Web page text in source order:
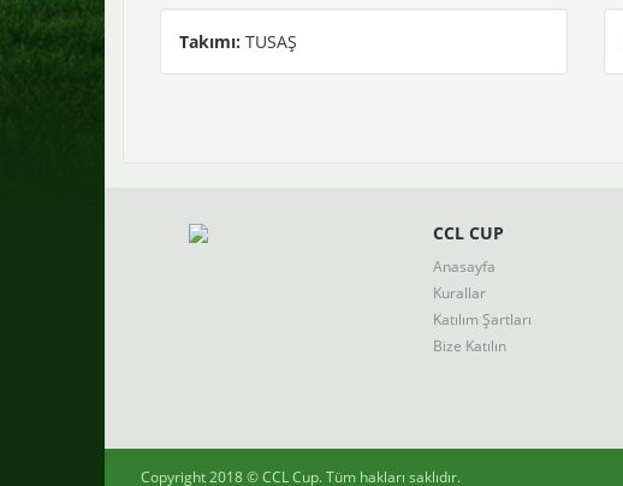
Takımı: TUSAŞ
CCL CUP
Anasayfa
Kurallar
Katılım Şartları
Bize Katılın
Copyright 2018 ©CCL Cup. Tüm hakları saklıdır.